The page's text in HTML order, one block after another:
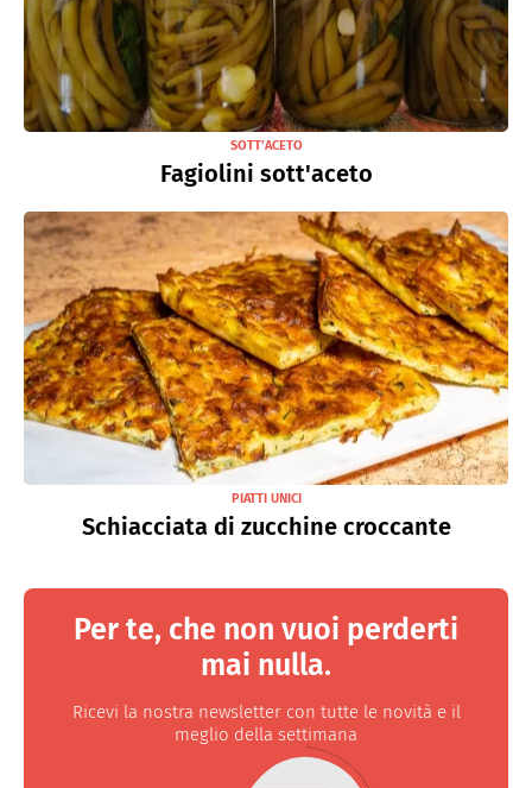
SOTT’ACETO
Fagiolini sott'aceto
PIATTI UNICI
Schiacciata di zucchine croccante
Per te, che non vuoi perderti
mai nulla.
Ricevi la nostra newsletter con tutte le novità e il
meglio della settimana